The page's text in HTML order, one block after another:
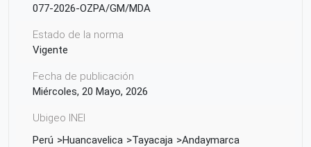
077-2026-OZPA/GM/MDA
Estado de la norma
Vigente
Fecha de publicación
Miércoles, 20 Mayo, 2026
Ubigeo INEI
Perú
Huancavelica Tayacaja Andaymarca